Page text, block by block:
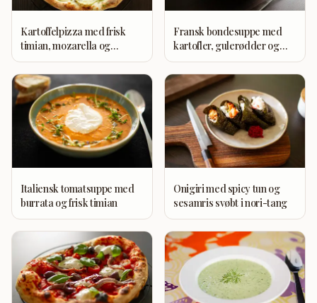
Kartoffelpizza med frisk
timian, mozarella og
parmesan
Fransk bondesuppe med
kartofler, gulerødder og
tomater
Italiensk tomatsuppe med
burrata og frisk timian
Onigiri med spicy tun og
sesamris svøbt i nori-tang